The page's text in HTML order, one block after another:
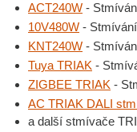
ACT240W -
10V480W -
KNT240W -
Tuya TRIAK -
ZIGBEE TRIAK -
AC TRIAK DALI
a další stmívače